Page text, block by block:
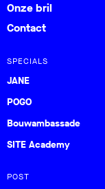
Onze bril
Contact
SPECIALS
JANE
POGO
Bouwambassade
SITE Academy
POST